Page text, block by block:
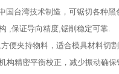
国台湾技术制造，可锯切各种黑
,保证导向精度,锯削稳定可靠.
方便夹持物料，适合模具材料切割
构精密平衡校正，减少振动确保